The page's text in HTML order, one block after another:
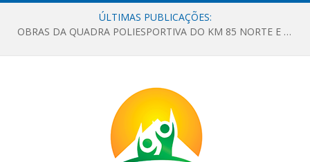
ÚLTIMAS PUBLICAÇÕES:
OBRAS DA QUADRA POLIESPORTIVA DO KM 85 NORTE E DA ESCOLA GASPAR VIANA AVANÇAM